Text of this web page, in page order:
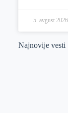
5. avgust
Najnovije vesti